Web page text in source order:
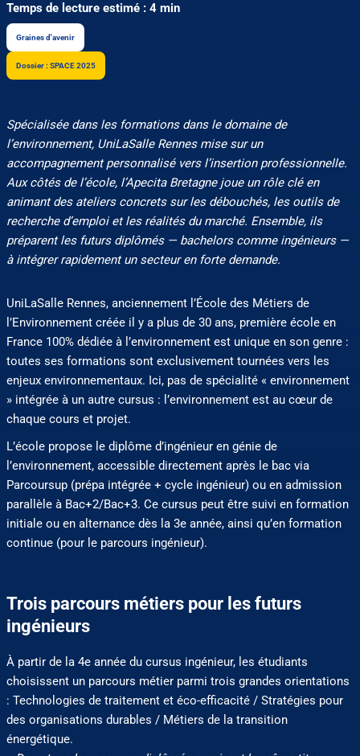
Temps de lecture estimé : 4 min
Graines d'avenir
Dossier : SPACE 2025
Spécialisée dans les formations dans le domaine de
l’environnement, UniLaSalle Rennes mise sur un
accompagnement personnalisé vers l’insertion professionnelle.
Aux côtés de l’école, l’Apecita Bretagne joue un rôle clé en
animant des ateliers concrets sur les débouchés, les outils de
recherche d’emploi et les réalités du marché. Ensemble, ils
préparent les futurs diplômés — bachelors comme ingénieurs —
à intégrer rapidement un secteur en forte demande.
UniLaSalle Rennes, anciennement l’École des Métiers de
l’Environnement créée il y a plus de 30 ans, première école en
France 100% dédiée à l’environnement est unique en son genre :
toutes ses formations sont exclusivement tournées vers les
enjeux environnementaux. Ici, pas de spécialité « environnement
» intégrée à un autre cursus : l’environnement est au cœur de
chaque cours et projet.
L’école propose le diplôme d’ingénieur en génie de
l’environnement, accessible directement après le bac via
Parcoursup (prépa intégrée + cycle ingénieur) ou en admission
parallèle à Bac+2/Bac+3. Ce cursus peut être suivi en formation
initiale ou en alternance dès la 3e année, ainsi qu’en formation
continue (pour le parcours ingénieur).
Trois parcours métiers pour les futurs
ingénieurs
À partir de la 4e année du cursus ingénieur, les étudiants
choisissent un parcours métier parmi trois grandes orientations
: Technologies de traitement et éco-efficacité / Stratégies pour
des organisations durables / Métiers de la transition
énergétique.